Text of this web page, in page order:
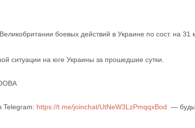
боевых действий в Украине по сост. на 31
ситуации на юге Украины за прошедшие сутки.
Telegram: https://t.me/joinchat/UtNeW3LzPmqqxBod —